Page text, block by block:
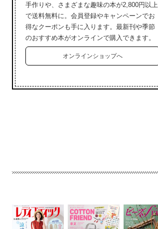
手作りや、さまざまな趣味の本が2,800円以上
で送料無料に。会員登録やキャンペーンでお
得なクーポンも手に入ります。最新刊や季節
のおすすめ本がオンラインで購入できます。
オンラインショップへ